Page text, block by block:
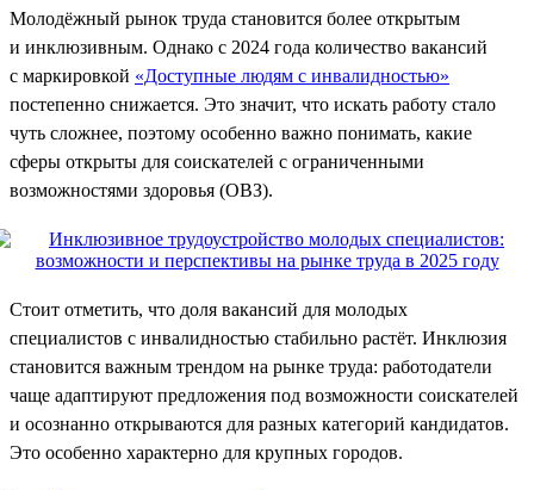
Молодёжный рынок труда становится более открытым
и инклюзивным. Однако с 2024 года количество вакансий
с маркировкой «Доступные людям с инвалидностью»
постепенно снижается. Это значит, что искать работу стало
чуть сложнее, поэтому особенно важно понимать, какие
сферы открыты для соискателей с ограниченными
возможностями здоровья (ОВЗ).
Стоит отметить, что доля вакансий для молодых
специалистов с инвалидностью стабильно растёт. Инклюзия
становится важным трендом на рынке труда: работодатели
чаще адаптируют предложения под возможности соискателей
и осознанно открываются для разных категорий кандидатов.
Это особенно характерно для крупных городов.